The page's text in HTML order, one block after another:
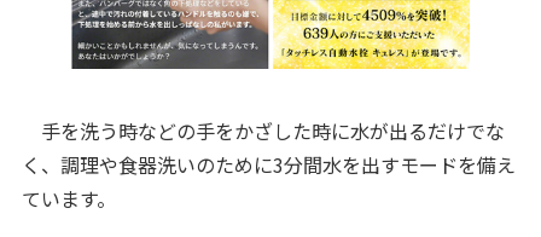
手を洗う時などの手をかざした時に水が出るだけでな
く、調理や食器洗いのために3分間水を出すモードを備え
ています。